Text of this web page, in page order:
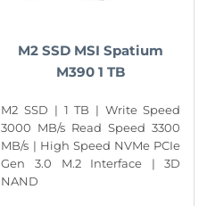
M2 SSD MSI Spatium
M390 1 TB
M2 SSD | 1 TB | Write Speed
3000 MB/s Read Speed 3300
MB/s | High Speed NVMe PCIe
Gen 3.0 M.2 Interface | 3D
NAND